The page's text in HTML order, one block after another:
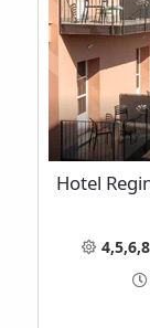
Hotel
4,5,6,8